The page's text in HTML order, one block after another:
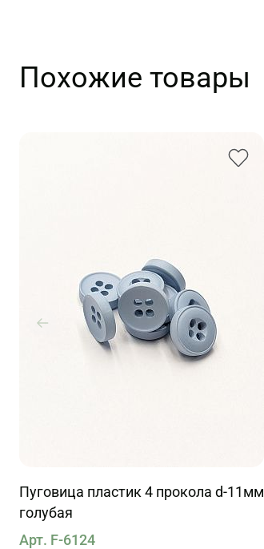
Похожие товары
Пуговица пластик 4 прокола d-11мм
голубая
Арт. F-6124